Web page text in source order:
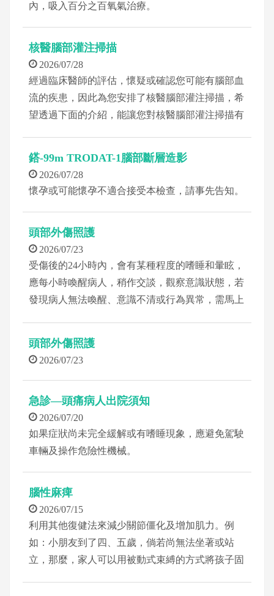
內，吸入百分之百氧氣治療。
核醫腦部灌注掃描
2026/07/28
經過臨床醫師的評估，懷疑或確認您可能有腦部血
流的疾患，因此為您安排了核醫腦部灌注掃描，希
望透過下面的介紹，能讓您對核醫腦部灌注掃描有
鎝-99m TRODAT-1腦部斷層造影
2026/07/28
懷孕或可能懷孕不適合接受本檢查，請事先告知。
頭部外傷照護
2026/07/23
受傷後的24小時內，會有某種程度的嗜睡和暈眩，
應每小時喚醒病人，稍作交談，觀察意識狀態，若
發現病人無法喚醒、意識不清或行為異常，需馬上
頭部外傷照護
2026/07/23
急診—頭痛病人出院須知
2026/07/20
如果症狀尚未完全緩解或有嗜睡現象，應避免駕駛
車輛及操作危險性機械。
腦性麻痺
2026/07/15
利用其他復健法來減少關節僵化及增加肌力。例
如：小朋友到了四、五歲，倘若尚無法坐著或站
立，那麼，家人可以用被動式束縛的方式將孩子固